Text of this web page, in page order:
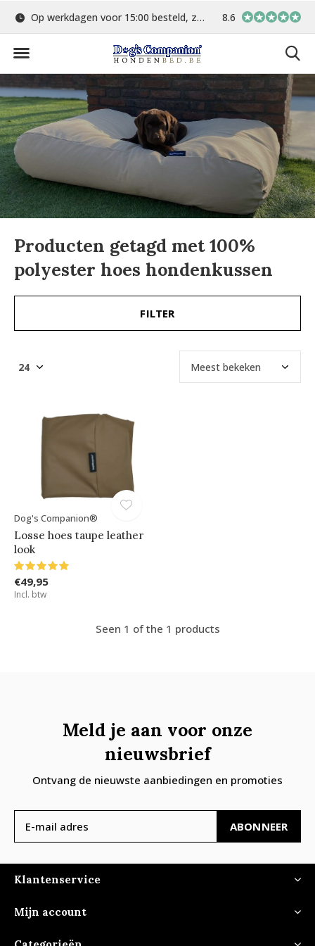
Op werkdagen voor 15:00 besteld, zelfde dag verstuurd Gratis verzending
8.6
Producten getagd met 100%
polyester hoes hondenkussen
FILTER
Dog's Companion®
Losse hoes taupe leather
look
€49,95
Incl. btw
Seen 1 of the 1 products
Meld je aan voor onze
nieuwsbrief
Ontvang de nieuwste aanbiedingen en promoties
ABONNEER
Klantenservice
Mijn account